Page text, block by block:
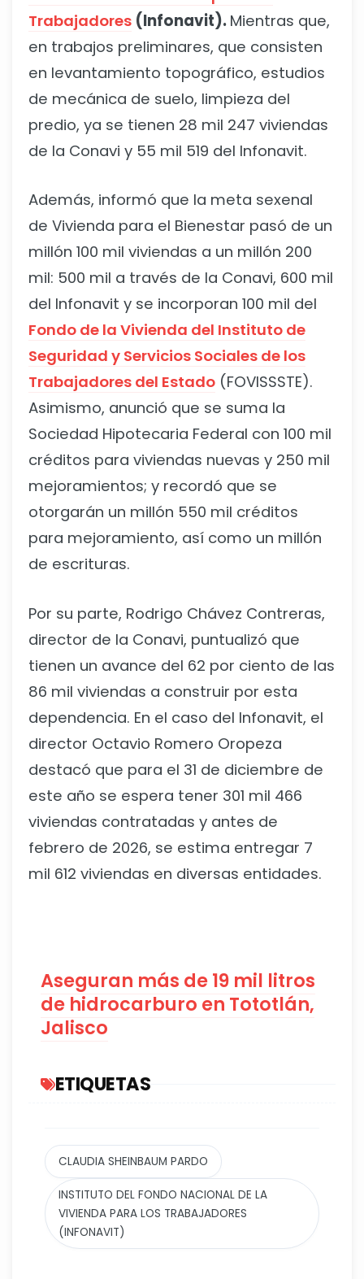
Trabajadores (Infonavit). Mientras que,
en trabajos preliminares, que consisten
en levantamiento topográfico, estudios
de mecánica de suelo, limpieza del
predio, ya se tienen 28 mil 247 viviendas
de la Conavi y 55 mil 519 del Infonavit.
Además, informó que la meta sexenal
de Vivienda para el Bienestar pasó de un
millón 100 mil viviendas a un millón 200
mil: 500 mil a través de la Conavi, 600 mil
del Infonavit y se incorporan 100 mil del
Fondo de la Vivienda del Instituto de
Seguridad y Servicios Sociales de los
Trabajadores del Estado (FOVISSSTE).
Asimismo, anunció que se suma la
Sociedad Hipotecaria Federal con 100 mil
créditos para viviendas nuevas y 250 mil
mejoramientos; y recordó que se
otorgarán un millón 550 mil créditos
para mejoramiento, así como un millón
de escrituras.
Por su parte, Rodrigo Chávez Contreras,
director de la Conavi, puntualizó que
tienen un avance del 62 por ciento de las
86 mil viviendas a construir por esta
dependencia. En el caso del Infonavit, el
director Octavio Romero Oropeza
destacó que para el 31 de diciembre de
este año se espera tener 301 mil 466
viviendas contratadas y antes de
febrero de 2026, se estima entregar 7
mil 612 viviendas en diversas entidades.
Aseguran más de 19 mil litros
de hidrocarburo en Tototlán,
Jalisco
ETIQUETAS
CLAUDIA SHEINBAUM PARDO
INSTITUTO DEL FONDO NACIONAL DE LA
VIVIENDA PARA LOS TRABAJADORES
(INFONAVIT)